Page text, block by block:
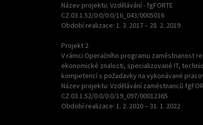
Název projektu: Vzdělávání - fgFORTE
CZ.03.1.52/0.0/0.0/16_043/0005016
Období realizace: 1. 3. 2017 – 28. 2. 2019
Projekt 2
V rámci Operačního programu zaměstnanost
ekonomické znalosti, specializované IT,
kompetencí s požadavky na vykonávané
Název projektu: Vzdělávání zaměstnanců
CZ.03.1.52/0.0/0.0/19_097/00012365
Období realizace: 1. 2. 2020 – 31. 1. 2022